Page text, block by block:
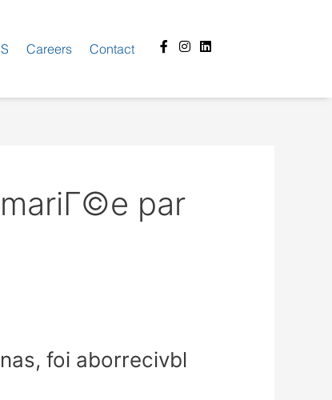
Careers Contact
Facebook-
f
Instagram
Linkedin
par
foi aborrecivbl